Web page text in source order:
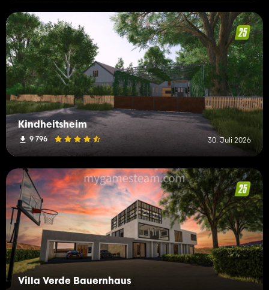
Kindheitsheim
9 796 30. Juli 2026
Villa Verde Bauernhaus